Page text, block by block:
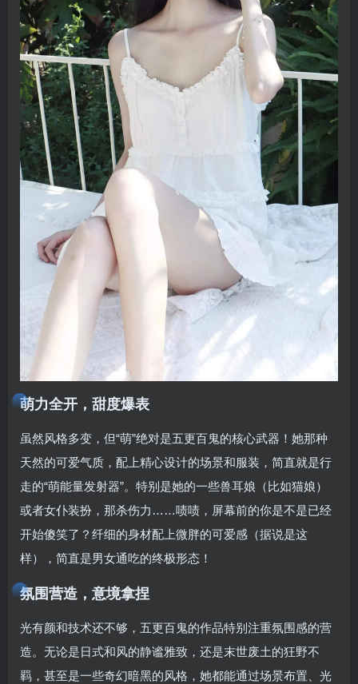
萌力全开，甜度爆表
虽然风格多变，但“萌”绝对是五更百鬼的核心武器！她那种
天然的可爱气质，配上精心设计的场景和服装，简直就是行
走的“萌能量发射器”。特别是她的一些兽耳娘（比如猫娘）
或者女仆装扮，那杀伤力……啧啧，屏幕前的你是不是已经
开始傻笑了？纤细的身材配上微胖的可爱感（据说是这
样），简直是男女通吃的终极形态！
氛围营造，意境拿捏
光有颜和技术还不够，五更百鬼的作品特别注重氛围感的营
造。无论是日式和风的静谧雅致，还是末世废土的狂野不
羁，甚至是一些奇幻暗黑的风格，她都能通过场景布置、光